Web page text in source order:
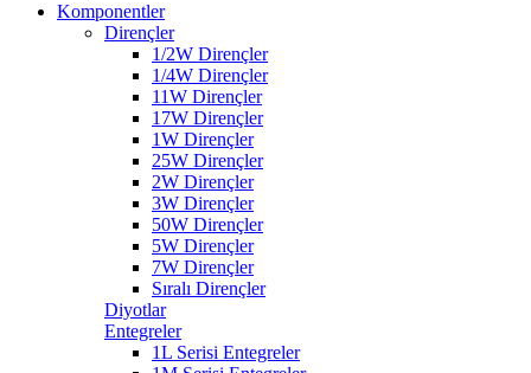
Komponentler
Dirençler
1/2W Dirençler
1/4W Dirençler
11W Dirençler
17W Dirençler
1W Dirençler
25W Dirençler
2W Dirençler
3W Dirençler
50W Dirençler
5W Dirençler
7W Dirençler
Sıralı Dirençler
Diyotlar
Entegreler
1L Serisi Entegreler